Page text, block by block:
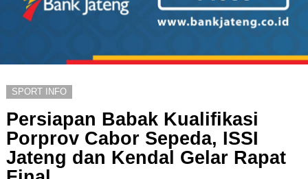
SPORT INFO
Persiapan Babak Kualifikasi
Porprov Cabor Sepeda, ISSI
Jateng dan Kendal Gelar Rapat